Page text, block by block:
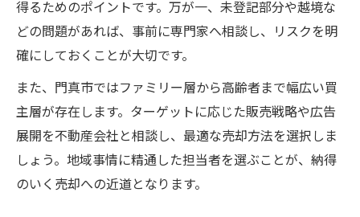
家売る流れで役立つ円滑な対応マナー
家売る時の誠実なやり取りで得られる信頼
家売る成功へ導く比較検討と交渉術
得るためのポイントです。万が一、未登記部分や越境な
どの問題があれば、事前に専門家へ相談し、リスクを明
確にしておくことが大切です。
また、門真市ではファミリー層から高齢者まで幅広い買
主層が存在します。ターゲットに応じた販売戦略や広告
展開を不動産会社と相談し、最適な売却方法を選択しま
しょう。地域事情に精通した担当者を選ぶことが、納得
のいく売却への近道となります。